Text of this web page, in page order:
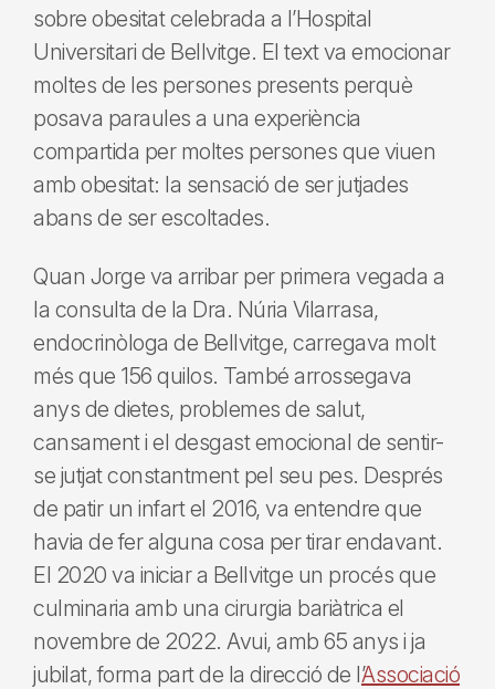
sobre obesitat celebrada a l’Hospital
Universitari de Bellvitge. El text va emocionar
moltes de les persones presents perquè
posava paraules a una experiència
compartida per moltes persones que viuen
amb obesitat: la sensació de ser jutjades
abans de ser escoltades.
Quan Jorge va arribar per primera vegada a
la consulta de la Dra. Núria Vilarrasa,
endocrinòloga de Bellvitge, carregava molt
més que 156 quilos. També arrossegava
anys de dietes, problemes de salut,
cansament i el desgast emocional de sentir-
se jutjat constantment pel seu pes. Després
de patir un infart el 2016, va entendre que
havia de fer alguna cosa per tirar endavant.
El 2020 va iniciar a Bellvitge un procés que
culminaria amb una cirurgia bariàtrica el
novembre de 2022. Avui, amb 65 anys i ja
jubilat, forma part de la direcció de l’Associació